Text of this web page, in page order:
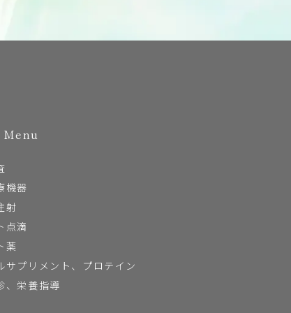
機器
射
点滴
薬
サプリメント、プロテイン
、栄養指導